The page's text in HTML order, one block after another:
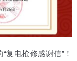
复电抢修感谢信”！